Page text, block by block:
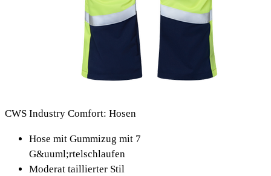
CWS Industry Comfort: Hosen
Hose mit Gummizug mit 7
G&uuml;rtelschlaufen
Moderat taillierter Stil